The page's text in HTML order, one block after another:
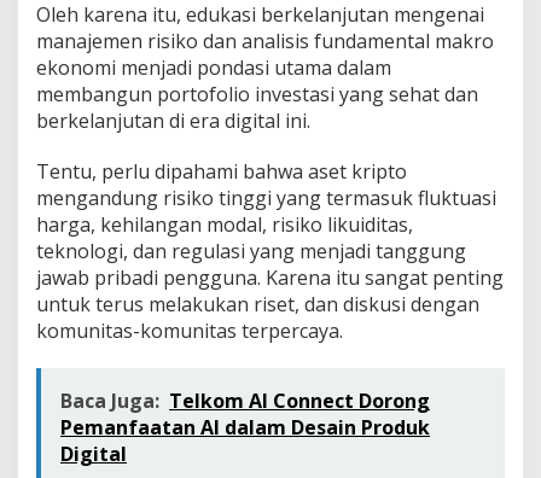
Oleh karena itu, edukasi berkelanjutan mengenai
manajemen risiko dan analisis fundamental makro
ekonomi menjadi pondasi utama dalam
membangun portofolio investasi yang sehat dan
berkelanjutan di era digital ini.
Tentu, perlu dipahami bahwa aset kripto
mengandung risiko tinggi yang termasuk fluktuasi
harga, kehilangan modal, risiko likuiditas,
teknologi, dan regulasi yang menjadi tanggung
jawab pribadi pengguna. Karena itu sangat penting
untuk terus melakukan riset, dan diskusi dengan
komunitas-komunitas terpercaya.
Baca Juga: Telkom AI Connect Dorong
Pemanfaatan AI dalam Desain Produk
Digital